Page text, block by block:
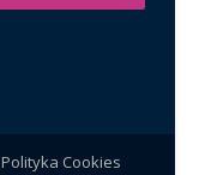
Polityka Cookies